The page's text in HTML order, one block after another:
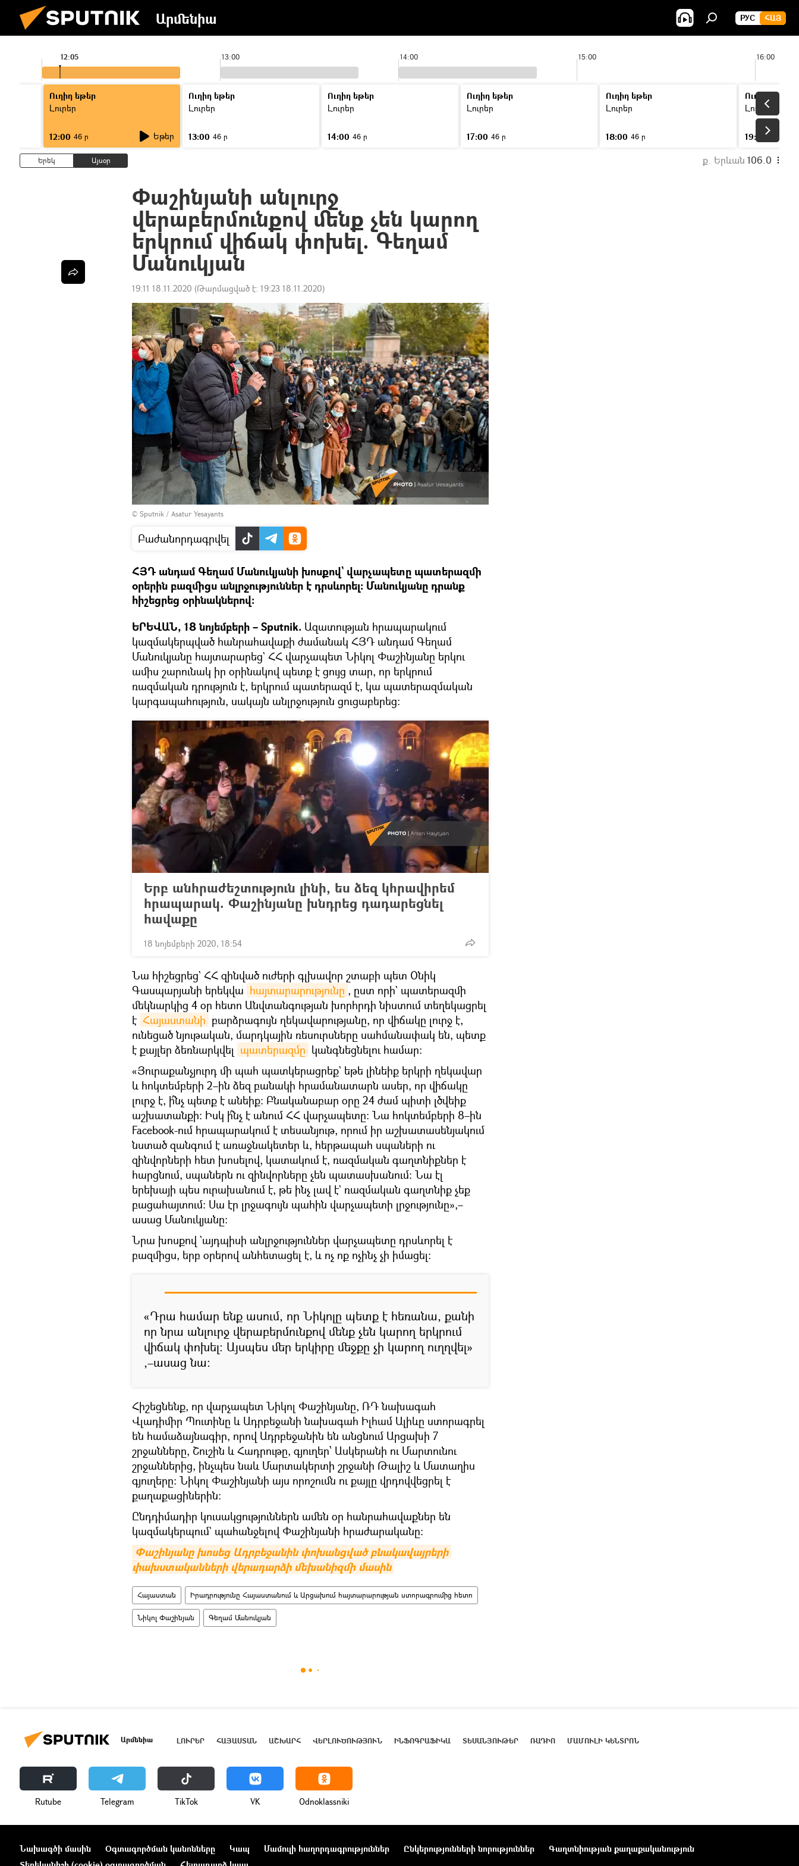
Արմենիա РУС ՀԱՅ
13:00 14:00 15:00 16:00
12:05
Ուղիղ եթեր
Լուրեր
12:00 46 ր Եթեր
Ուղիղ եթեր
Լուրեր
13:00 46 ր
Ուղիղ եթեր
Լուրեր
14:00 46 ր
Ուղիղ եթեր
Լուրեր
17:00 46 ր
Ուղիղ եթեր
Լուրեր
18:00 46 ր
Ուղիղ եթեր
Լուրեր
19:00
Երեկ Այսօր ք. Երևան 106.0
Փաշինյանի անլուրջ
վերաբերմունքով մենք չեն կարող
երկրում վիճակ փոխել. Գեղամ
Մանուկյան
19:11 18.11.2020 (Թարմացված է: 19:23 18.11.2020)
© Sputnik / Asatur Yesayants
Բաժանորդագրվել
ՀՅԴ անդամ Գեղամ Մանուկյանի խոսքով` վարչապետը պատերազմի
օրերին բազմիցս անլրջություններ է դրսևորել։ Մանուկյանը դրանք
հիշեցրեց օրինակներով։
ԵՐԵՎԱՆ, 18 նոյեմբերի – Sputnik. Ազատության հրապարակում
կազմակերպված հանրահավաքի ժամանակ ՀՅԴ անդամ Գեղամ
Մանուկյանը հայտարարեց` ՀՀ վարչապետ Նիկոլ Փաշինյանը երկու
ամիս շարունակ իր օրինակով պետք է ցույց տար, որ երկրում
ռազմական դրություն է, երկրում պատերազմ է, կա պատերազմական
կարգապահություն, սակայն անլրջություն ցուցաբերեց։
Երբ անհրաժեշտություն լինի, ես ձեզ կհրավիրեմ
հրապարակ. Փաշինյանը խնդրեց դադարեցնել
հավաքը
18 նոյեմբերի 2020, 18:54
Նա հիշեցրեց` ՀՀ զինված ուժերի գլխավոր շտաբի պետ Օնիկ
Գասպարյանի երեկվա հայտարարությունը , ըստ որի` պատերազմի
մեկնարկից 4 օր հետո Անվտանգության խորհրդի նիստում տեղեկացրել
է Հայաստանի բարձրագույն ղեկավարությանը, որ վիճակը լուրջ է,
ունեցած նյութական, մարդկային ռեսուրսները սահմանափակ են, պետք
է քայլեր ձեռնարկվել պատերազմը կանգնեցնելու համար։
«Յուրաքանչյուրդ մի պահ պատկերացրեք` եթե լինեիք երկրի ղեկավար
և հոկտեմբերի 2–ին ձեզ բանակի հրամանատարն ասեր, որ վիճակը
լուրջ է, ի՞նչ պետք է անեիք։ Բնականաբար օրը 24 ժամ պիտի լծվեիք
աշխատանքի։ Իսկ ի՞նչ է անում ՀՀ վարչապետը։ Նա հոկտեմբերի 8–ին
Facebook-ում հրապարակում է տեսանյութ, որում իր աշխատասենյակում
նստած զանգում է առաջնակետեր և, հերթապահ սպաների ու
զինվորների հետ խոսելով, կատակում է, ռազմական գաղտնիքներ է
հարցնում, սպաներն ու զինվորները չեն պատասխանում։ Նա էլ
երեխայի պես ուրախանում է, թե ինչ լավ է` ռազմական գաղտնիք չեք
բացահայտում։ Սա էր լրջագույն պահին վարչապետի լրջությունը»,–
ասաց Մանուկյանը։
Նրա խոսքով `այդպիսի անլրջություններ վարչապետը դրսևորել է
բազմիցս, երբ օրերով անհետացել է, և ոչ ոք ոչինչ չի իմացել։
«Դրա համար ենք ասում, որ Նիկոլը պետք է հեռանա, քանի
որ նրա անլուրջ վերաբերմունքով մենք չեն կարող երկրում
վիճակ փոխել։ Այսպես մեր երկիրը մեջքը չի կարող ուղղվել»
,–ասաց նա։
Հիշեցնենք, որ վարչապետ Նիկոլ Փաշինյանը, ՌԴ նախագահ
Վլադիմիր Պուտինը և Ադրբեջանի նախագահ Իլհամ Ալիևը ստորագրել
են համաձայնագիր, որով Ադրբեջանին են անցնում Արցախի 7
շրջանները, Շուշին և Հադրութը, գյուղեր՝ Ասկերանի ու Մարտունու
շրջաններից, ինչպես նաև Մարտակերտի շրջանի Թալիշ և Մատաղիս
գյուղերը։ Նիկոլ Փաշինյանի այս որոշումն ու քայլը վրդովվեցրել է
քաղաքացիներին։
Ընդդիմադիր կուսակցություններն ամեն օր հանրահավաքներ են
կազմակերպում` պահանջելով Փաշինյանի հրաժարականը։
Փաշինյանը խոսեց Ադրբեջանին փոխանցված բնակավայրերի
փախստականների վերադարձի մեխանիզմի մասին
Հայաստան Իրադրությունը Հայաստանում և Արցախում հայտարարության ստորագրումից հետո
Նիկոլ Փաշինյան Գեղամ Մանուկյան
Արմենիա ԼՈՒՐԵՐ ՀԱՅԱՍՏԱՆ ԱՇԽԱՐՀ ՎԵՐԼՈՒԾՈՒԹՅՈՒՆ ԻՆՖՈԳՐԱՖԻԿԱ ՏԵՍԱՆՅՈՒԹԵՐ ՌԱԴԻՈ ՄԱՄՈՒԼԻ ԿԵՆՏՐՈՆ
Rutube Telegram ТikТоk VK Odnoklassniki
Նախագծի մասին Օգտագործման կանոնները Կապ Մամուլի հաղորդագրություններ Ընկերությունների նորություններ
Գաղտնիության քաղաքականություն